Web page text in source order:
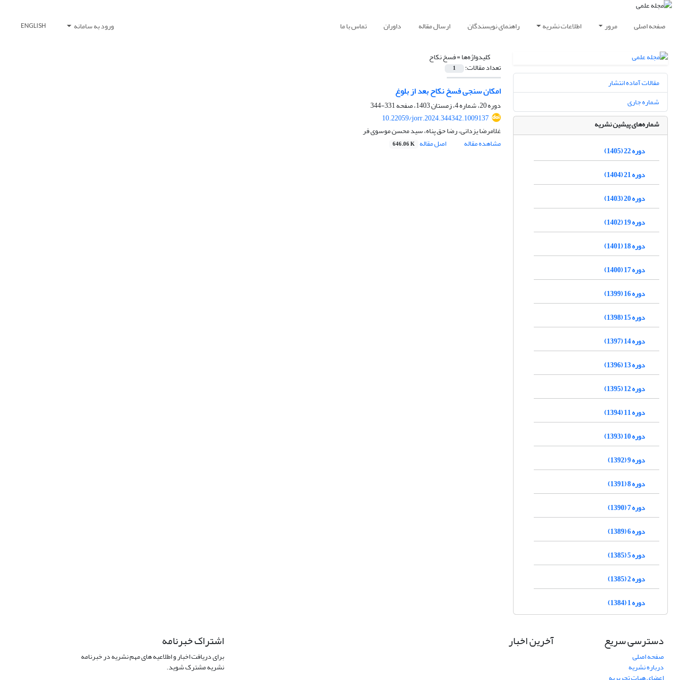
صفحه اصلی مرور اطلاعات نشریه راهنمای نویسندگان ارسال مقاله داوران تماس با ما ورود به سامانه ENGLISH
کلیدواژه‌ها =فسخ نکاح
تعداد مقالات: 1
امکان سنجی فسخ نکاح بعد از بلوغ
دوره 20، شماره 4، زمستان 1403، صفحه
331-344
10.22059/jorr.2024.344342.1009137
غلامرضا یزدانی، رضا حق پناه، سید محسن موسوی فر
مشاهده مقاله
اصل مقاله 646.06 K
مقالات آماده انتشار
شماره جاری
شماره‌های پیشین نشریه
دوره 22 (1405)
دوره 21 (1404)
دوره 20 (1403)
دوره 19 (1402)
دوره 18 (1401)
دوره 17 (1400)
دوره 16 (1399)
دوره 15 (1398)
دوره 14 (1397)
دوره 13 (1396)
دوره 12 (1395)
دوره 11 (1394)
دوره 10 (1393)
دوره 9 (1392)
دوره 8 (1391)
دوره 7 (1390)
دوره 6 (1389)
دوره 5 (1385)
دوره 2 (1385)
دوره 1 (1384)
دسترسی سریع
صفحه اصلی
درباره نشریه
آخرین اخبار اشتراک خبرنامه
برای دریافت اخبار و اطلاعیه های مهم نشریه در خبرنامه
نشریه مشترک شوید.